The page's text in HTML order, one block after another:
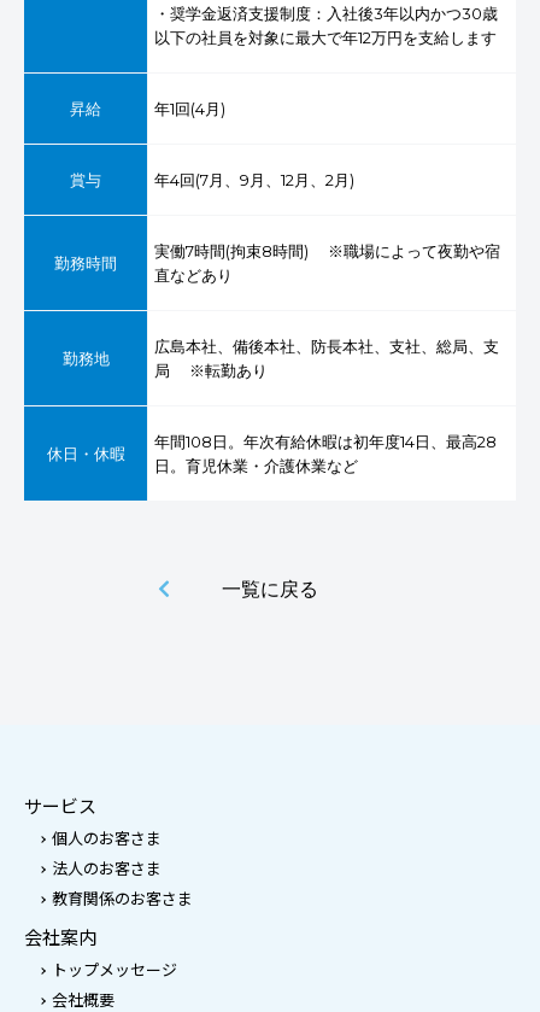
・奨学金返済支援制度：入社後3年以内かつ30歳
以下の社員を対象に最大で年12万円を支給します
昇給 年1回(4月)
賞与 年4回(7月、9月、12月、2月)
勤務時間
実働7時間(拘束8時間) ※職場によって夜勤や宿
直などあり
勤務地
広島本社、備後本社、防長本社、支社、総局、支
局 ※転勤あり
休日・休暇
年間108日。年次有給休暇は初年度14日、最高28
日。育児休業・介護休業など
一覧に戻る
サービス
個人のお客さま
法人のお客さま
教育関係のお客さま
会社案内
トップメッセージ
会社概要